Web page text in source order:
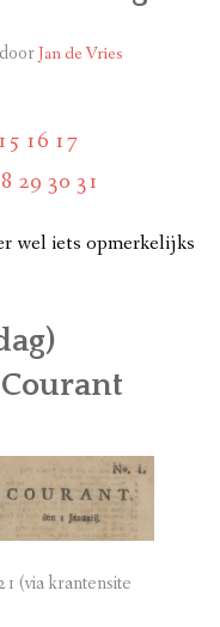
Jan de Vries
15 16 17
29 30 31
wel iets opmerkelijks
(via krantensite